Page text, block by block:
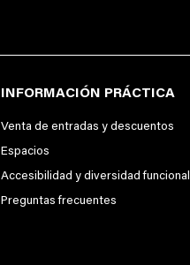
INFORMACIÓN PRÁCTICA
Venta de entradas y descuentos
Espacios
Accesibilidad y diversidad funcional
Preguntas frecuentes